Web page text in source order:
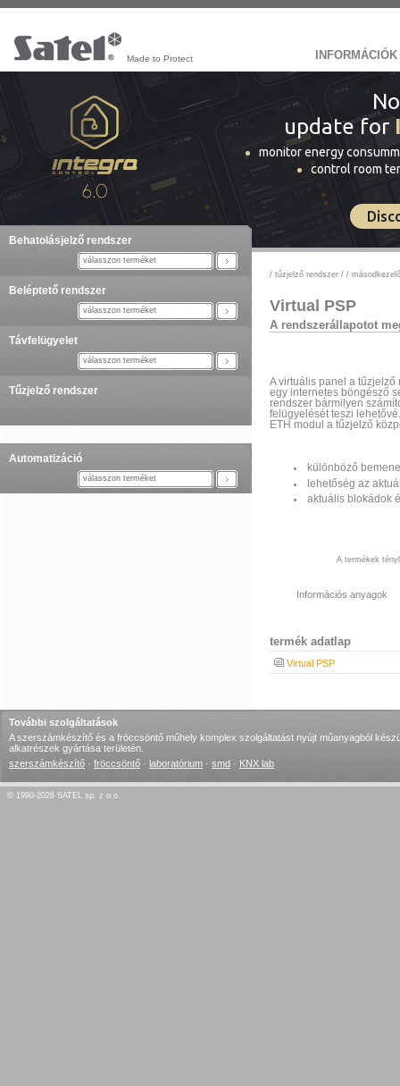
Made to Protect INFORMÁCIÓK
update for
monitor energy
control room
Behatolásjelző rendszer
válasszon terméket
Beléptető rendszer
válasszon terméket
Távfelügyelet
válasszon terméket
Tűzjelző rendszer
Automatizáció
válasszon terméket
/ tűzjelző rendszer / /
Virtual PSP
A rendszerállapotot
A virtuális panel a
egy internetes böngésző
rendszer bármilyen
felügyelését teszi
ETH modul a tűzjelző
különböző
lehetőség az
aktuális blokádok
A termékek
Információs anyagok
termék adatlap
Virtual PSP
További szolgáltatások
A szerszámkészítő és a fröccsöntő műhely komplex szolgáltatást nyújt műanyagból
alkatrészek gyártása területén.
szerszámkészítő · fröccsöntő · laboratórium · smd · KNX lab
© 1990-2026 SATEL sp. z o.o.